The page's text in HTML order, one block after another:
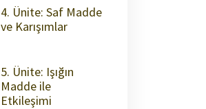
4. Ünite: Saf Madde
ve Karışımlar
5. Ünite: Işığın
Madde ile
Etkileşimi